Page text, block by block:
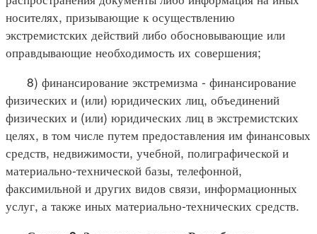
носителях, призывающие к осуществлению
экстремистских действий либо обосновывающие или
оправдывающие необходимость их совершения;
8) финансирование экстремизма - финансирование
физических и (или) юридических лиц, объединений
физических и (или) юридических лиц в экстремистских
целях, в том числе путем предоставления им финансовых
средств, недвижимости, учебной, полиграфической и
материально-технической базы, телефонной,
факсимильной и других видов связи, информационных
услуг, а также иных материально-технических средств.